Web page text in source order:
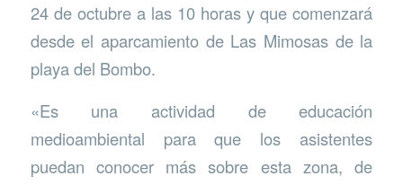
24 de octubre a las 10 horas y que comenzará
desde el aparcamiento de Las Mimosas de la
playa del Bombo.
«Es una actividad de educación
medioambiental para que los asistentes
puedan conocer más sobre esta zona, de